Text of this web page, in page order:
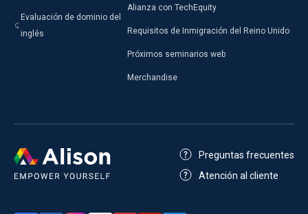
Evaluación de dominio del
inglés
Alianza con TechEquity
Requisitos de Inmigración del Reino Unido
Próximos seminarios web
Merchandise
Preguntas frecuentes
Atención al cliente